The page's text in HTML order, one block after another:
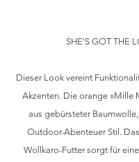
SHE'S GOT THE
Dieser Look vereint
Akzenten. Die orange »Mille
aus gebürsteter
Outdoor-Abenteuer Stil.
Wollkaro-Futter sorgt für